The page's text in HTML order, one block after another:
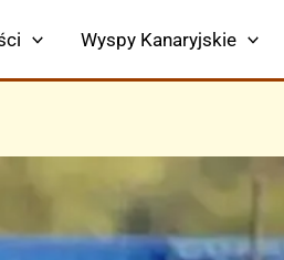
Wyspy Kanaryjskie